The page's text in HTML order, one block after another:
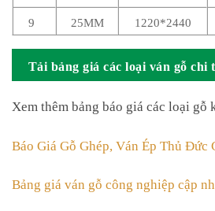
9 25MM 1220*2440
Tải bảng giá các loại ván gỗ chi
Xem thêm bảng báo giá các loại gỗ
Báo Giá Gỗ Ghép, Ván Ép Thủ Đức
Bảng giá ván gỗ công nghiệp cập